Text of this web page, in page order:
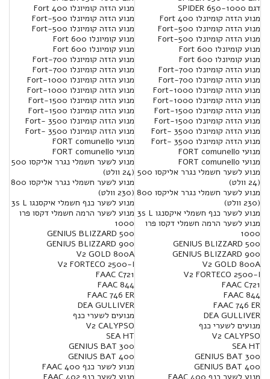
דגם SPIDER 650-1000
מנוע הזזה קומיונלו Fort 400
מנוע הזזה קומיונלו Fort-500
מנוע הזזה קומיונלו Fort-500
מנוע קומיונלו 600 Fort
מנוע קומיונלו 600 Fort
מנוע הזזה קומיונלו Fort-700
מנוע הזזה קומיונלו Fort-700
מנוע הזזה קומיונלו Fort-1000
מנוע הזזה קומיונלו Fort-1000
מנוע הזזה קומיונלו Fort-1500
מנוע הזזה קומיונלו Fort-1500
מנוע הזזה קומיונלו Fort- 3500
מנוע הזזה קומיונלו Fort- 3500
מנועי FORT comunello
מנועי FORT comunello
מנוע לשער חשמלי נגרר אליקסו 500
(24 וולט)
מנוע לשער חשמלי נגרר אליקסו 800
(230 וולט)
מנוע לשער כנף חשמלי איקסנגו 3s L
מנוע לשער הרמה חשמלי דקסו פרו
1000
GENIUS BLIZZARD 500
GENIUS BLIZZARD 900
V2 GOLD 800A
V2 FORTECO 2500-I
FAAC C721
FAAC 844
FAAC 746 ER
DEA GULLIVER
מנועים לשערי כנף
V2 CALYPSO
SEA HT
300 GENIUS BAT
400 GENIUS BAT
מנוע הזזה קומיונלו Fort 400
מנוע הזזה קומיונלו Fort-500
מנוע הזזה קומיונלו Fort-500
מנוע קומיונלו 600 Fort
מנוע קומיונלו 600 Fort
מנוע הזזה קומיונלו Fort-700
מנוע הזזה קומיונלו Fort-700
מנוע הזזה קומיונלו Fort-1000
מנוע הזזה קומיונלו Fort-1000
מנוע הזזה קומיונלו Fort-1500
מנוע הזזה קומיונלו Fort-1500
מנוע הזזה קומיונלו Fort- 3500
מנוע הזזה קומיונלו Fort- 3500
מנועי FORT comunello
מנועי FORT comunello
מנוע לשער חשמלי נגרר אליקסו 500
(24 וולט)
מנוע לשער חשמלי נגרר אליקסו 800
(230 וולט)
מנוע לשער כנף חשמלי איקסנגו 3s L
מנוע לשער הרמה חשמלי דקסו פרו
1000
GENIUS BLIZZARD 500
GENIUS BLIZZARD 900
V2 GOLD 800A
V2 FORTECO 2500-I
FAAC C721
FAAC 844
FAAC 746 ER
DEA GULLIVER
מנועים לשערי כנף
V2 CALYPSO
SEA HT
300 GENIUS BAT
400 GENIUS BAT
מנוע לשער כנף FAAC 400